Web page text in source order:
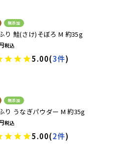
ジャーキー
無添加
り 鮭(さけ)そぼろ M 約35g
税込
5.00(3件)
無添加
り うなぎパウダー M 約35g
税込
5.00(2件)